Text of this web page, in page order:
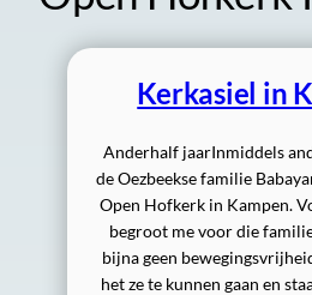
Kerkasiel in
Anderhalf jaarInmiddels
de Oezbeekse familie
Open Hofkerk in Kampen.
begroot me voor die
bijna geen
het ze te kunnen gaan en